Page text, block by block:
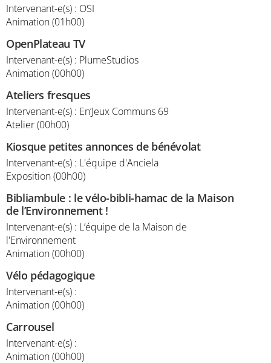
Intervenant-e(s) : OSI
Animation (01h00)
OpenPlateau TV
Intervenant-e(s) : PlumeStudios
Animation (00h00)
Ateliers fresques
Intervenant-e(s) : En’Jeux Communs 69
Atelier (00h00)
Kiosque petites annonces de bénévolat
Intervenant-e(s) : L'équipe d'Anciela
Exposition (00h00)
Bibliambule : le vélo-bibli-hamac de la Maison
de l’Environnement !
Intervenant-e(s) : L’équipe de la Maison de
l'Environnement
Animation (00h00)
Vélo pédagogique
Intervenant-e(s) :
Animation (00h00)
Carrousel
Intervenant-e(s) :
Animation (00h00)